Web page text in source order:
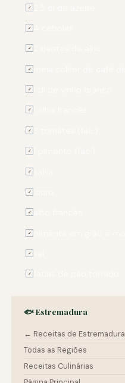
✓
✓
✓
✓
✓
✓
✓
✓
✓
✓
✓
✓
✓
✓
🐟 Estremadura
← Receitas de Estremadura
Todas as Regiões
Receitas Culinárias